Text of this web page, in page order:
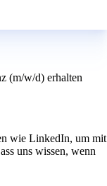
(m/w/d) erhalten
wie LinkedIn, um mit
uns wissen, wenn